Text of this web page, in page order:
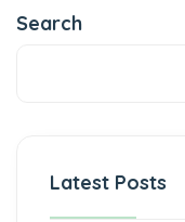
Search
Latest Posts